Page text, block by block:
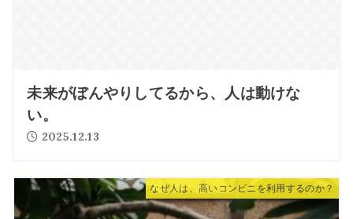
未来がぼんやりしてるから、人は動けな
い。
2025.12.13
なぜ人は、高いコンビニを利用するのか？